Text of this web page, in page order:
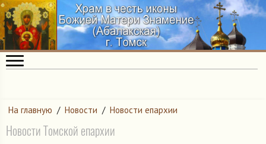
На главную / Новости / Новости епархии
Новости Томской епархии